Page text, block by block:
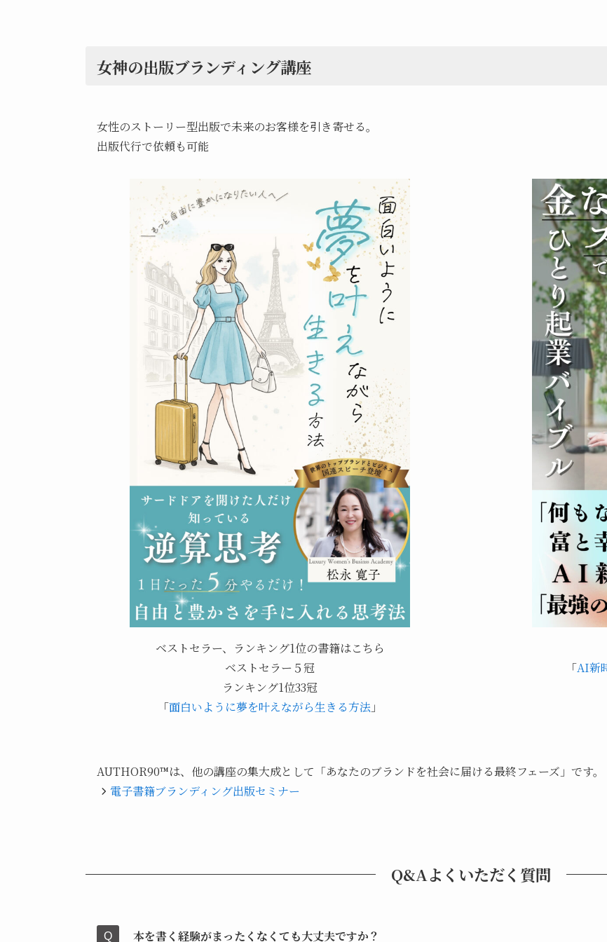
女神の出版ブランディング講座
女性のストーリー型出版で未来のお客様を引き寄せる。
出版代行で依頼も可能
ベストセラー、ランキング1位の書籍はこちら
ベストセラー５冠
ランキング1位33冠
「面白いように夢を叶えながら生きる方法 」
「AI新
AUTHOR90™は、他の講座の集大成として「あなたのブランドを社会に届ける最終フェーズ」です。
電子書籍ブランディング出版セミナー
Q&Aよくいただく質問
本を書く経験がまったくなくても大丈夫ですか？